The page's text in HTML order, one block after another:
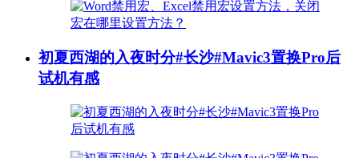
初夏西湖的入夜时分#长沙#Mavic3置换Pro后
试机有感